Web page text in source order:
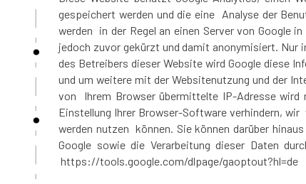
gespeichert werden und die eine Analyse der
werden in der Regel an einen Server von Google
jedoch zuvor gekürzt und damit anonymisiert. Nur
des Betreibers dieser Website wird Google diese
und um weitere mit der Websitenutzung und der
von Ihrem Browser übermittelte IP-Adresse wird
Einstellung Ihrer Browser-Software verhindern,
werden nutzen können. Sie können darüber
Google sowie die Verarbeitung dieser Daten
https://tools.google.com/dlpage/gaoptout?hl=de